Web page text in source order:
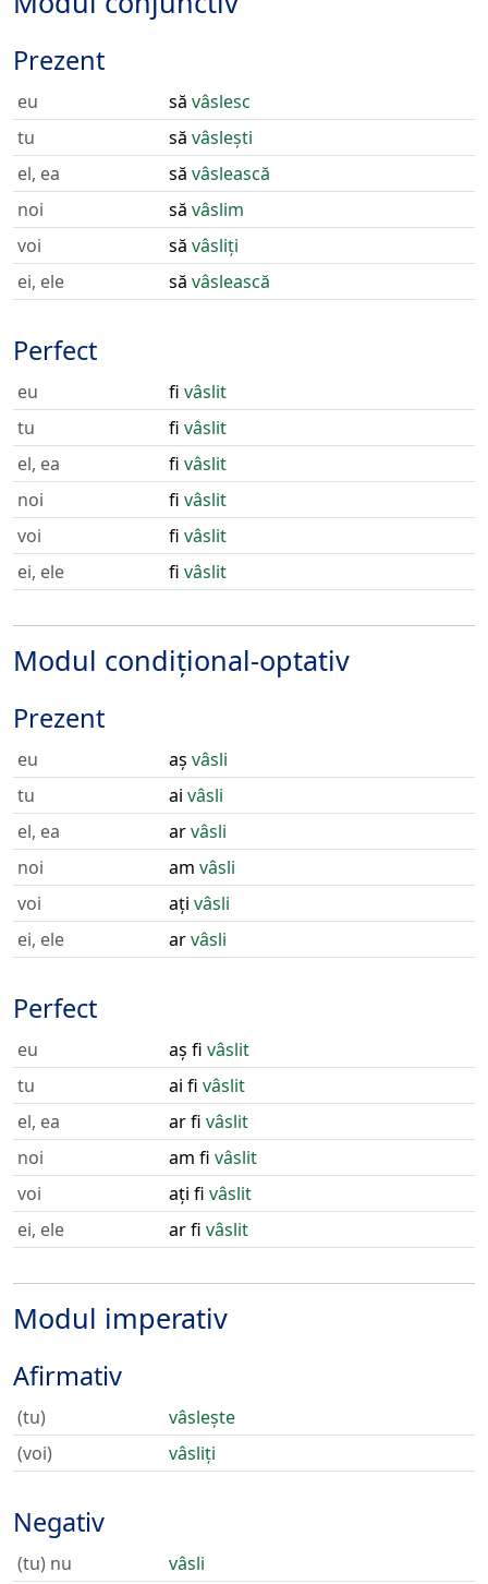
Prezent
eu să vâslesc
tu
să vâslești
el, ea
să vâslească
noi
să vâslim
voi
să vâsliți
ei, ele
să vâslească
Perfect
eu fi vâslit
tu
fi vâslit
el, ea
fi vâslit
noi
fi vâslit
voi
fi vâslit
ei, ele
fi vâslit
Modul condițional-optativ
Prezent
eu aș vâsli
tu
ai vâsli
el, ea
arvâsli
noi
am vâsli
voi
ați vâsli
ei, ele
arvâsli
Perfect
eu aș fi vâslit
tu
ai fi vâslit
el, ea
ar fi vâslit
noi
am fi vâslit
voi
ați fi vâslit
ei, ele
ar fi vâslit
Modul imperativ
Afirmativ
(tu)
vâslește
(voi)
vâsliți
Negativ
(tu) nu
vâsli